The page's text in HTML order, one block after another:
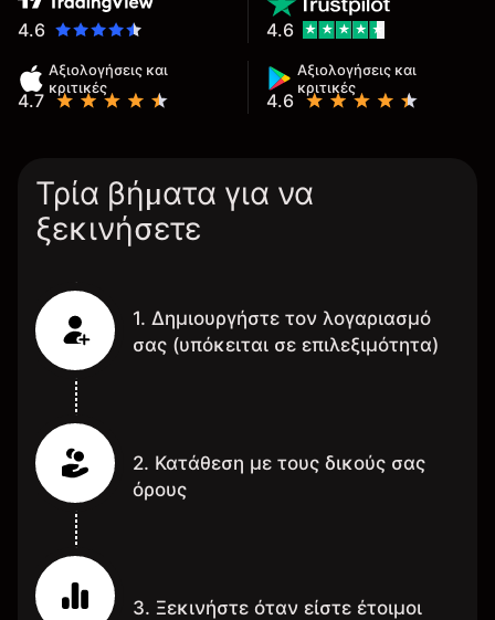
4.6
Αξιολογήσεις και
κριτικές
4.7
Αξιολογήσεις και
κριτικές
4.6
4.6
Τρία βήματα για να
ξεκινήσετε
1. Δημιουργήστε τον λογαριασμό
σας (υπόκειται σε επιλεξιμότητα)
2. Κατάθεση με τους δικούς σας
όρους
3. Ξεκινήστε όταν είστε έτοιμοι